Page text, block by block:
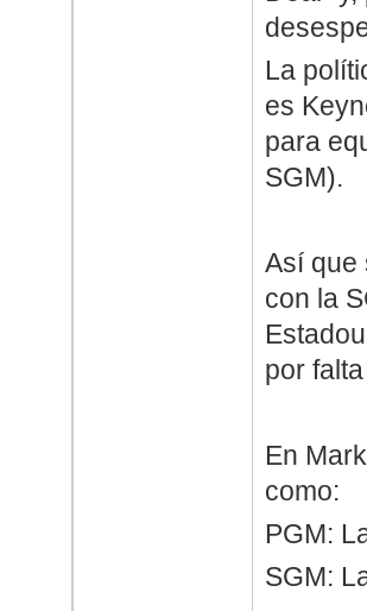
La
es
para
SGM).
Así que
con la
por
En
como:
PGM:
SGM: